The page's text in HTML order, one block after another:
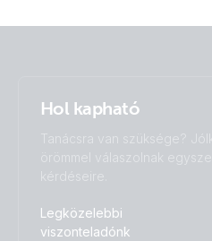
Hol kapható
Tanácsra van szüksége?
örömmel válaszolnak
kérdéseire.
Legközelebbi
viszonteladónk